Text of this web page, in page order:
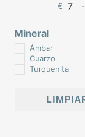
€ -
Mineral
Ámbar
Cuarzo
Turquenita